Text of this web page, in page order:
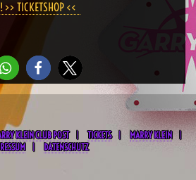
TICKETSHOP <<
KLEIN CLUB POST TICKETS
MARRY KLEIN
DATENSCHUTZ